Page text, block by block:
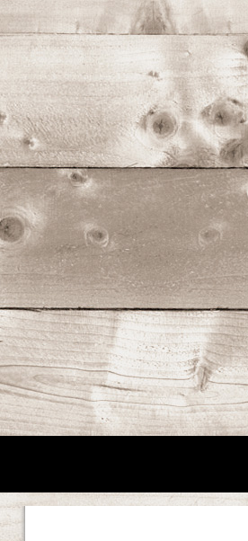
コ
ン
テ
ン
ツ
へ
ス
キ
ッ
プ